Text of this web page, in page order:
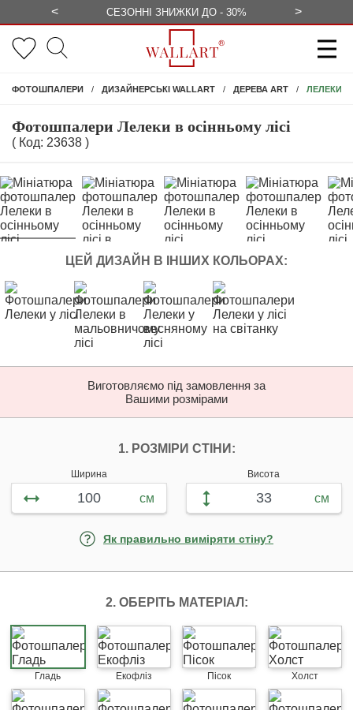
< СЕЗОННІ ЗНИЖКИ ДО - 30% >
ФОТОШПАЛЕРИ ДИЗАЙНЕРСЬКІ WALLART ДЕРЕВА ART ЛЕЛЕКИ В
Фотошпалери Лелеки в осінньому лісі
( Код: 23638 )
ЦЕЙ ДИЗАЙН В ІНШИХ КОЛЬОРАХ:
Виготовляємо під замовлення за
Вашими розмірами
1. РОЗМІРИ СТІНИ:
Ширина
см
Висота
см
Як правильно виміряти стіну?
2. ОБЕРІТЬ МАТЕРІАЛ:
Гладь Екофліз Пісок Холст